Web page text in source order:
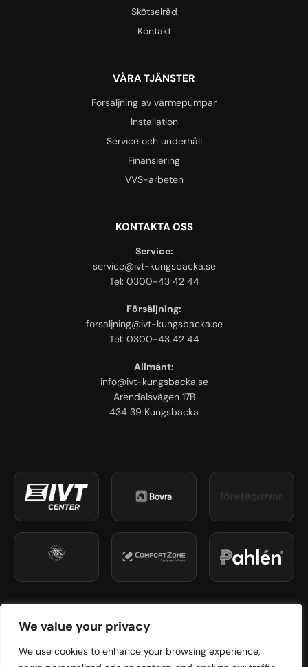
We value your privacy
We use cookies to enhance your browsing experience,
Skötselråd
Kontakt
VÅRA TJÄNSTER
Försäljning av värmepumpar
Installation
Service och underhåll
Finansiering
VVS-arbeten
KONTAKTA OSS
Service:
service@ivt-kungsbacka.se
Tel: 0300-43 42 44
Försäljning:
forsaljning@ivt-kungsbacka.se
Tel: 0300-43 42 44
Allmänt:
info@ivt-kungsbacka.se
Arendalsvägen 17B
434 39 Kungsbacka
© 2026 IVT Center Kungsbacka. Alla rättigheter förbehållna.
Integritetspolicy